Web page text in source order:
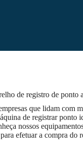
de registro de ponto
que lidam com
de registrar ponto
nossos
efetuar a compra do